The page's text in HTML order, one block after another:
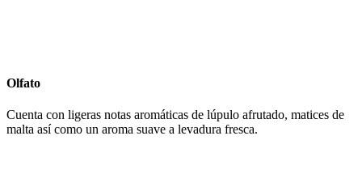
Olfato
Cuenta con ligeras notas aromáticas de lúpulo afrutado, matices de
malta así como un aroma suave a levadura fresca.